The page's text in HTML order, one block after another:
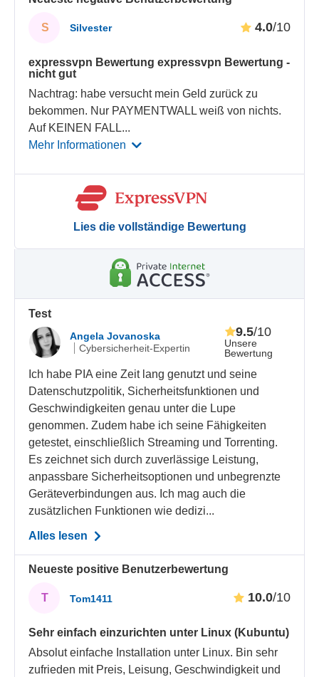
S Silvester 4.0/10
expressvpn Bewertung expressvpn Bewertung -
nicht gut
Nachtrag: habe versucht mein Geld zurück zu
bekommen. Nur PAYMENTWALL weiß von nichts.
Auf KEINEN FALL...
Mehr Informationen
Lies die vollständige Bewertung
Test
Angela Jovanoska
Cybersicherheit-Expertin
Unsere
Bewertung
9.5/10
Ich habe PIA eine Zeit lang genutzt und seine
Datenschutzpolitik, Sicherheitsfunktionen und
Geschwindigkeiten genau unter die Lupe
genommen. Zudem habe ich seine Fähigkeiten
getestet, einschließlich Streaming und Torrenting.
Es zeichnet sich durch zuverlässige Leistung,
anpassbare Sicherheitsoptionen und unbegrenzte
Geräteverbindungen aus. Ich mag auch die
zusätzlichen Funktionen wie dedizi...
Alles lesen
Neueste positive Benutzerbewertung
T Tom1411 10.0/10
Sehr einfach einzurichten unter Linux (Kubuntu)
Absolut einfache Installation unter Linux. Bin sehr
zufrieden mit Preis, Leisung, Geschwindigkeit und